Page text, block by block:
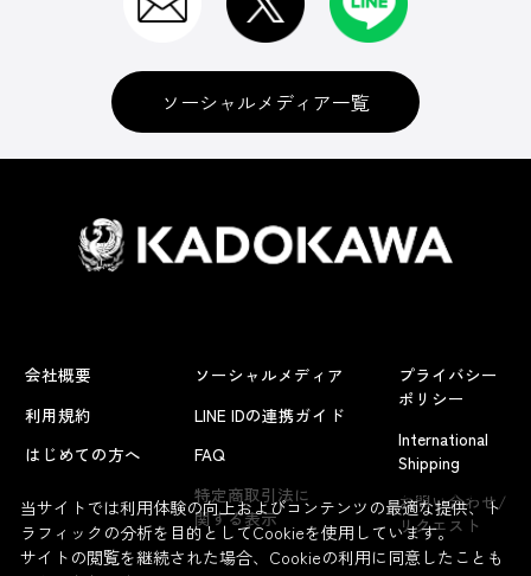
よくあるお問い合わせ
ソーシャルメディア一覧
会社概要
利用規約
はじめての方へ
ソーシャルメディア
LINE IDの連携ガイド
FAQ
特定商取引法に
関する表示
プライバシー
ポリシー
International
Shipping
お問い合わせ/
リクエスト
当サイトでは利用体験の向上およびコンテンツの最適な提供、ト
ラフィックの分析を目的としてCookieを使用しています。
サイトの閲覧を継続された場合、Cookieの利用に同意したことも